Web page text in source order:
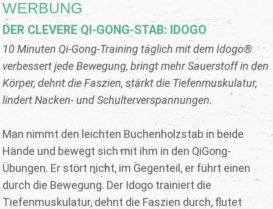
WERBUNG
DER CLEVERE QI-GONG-STAB: IDOGO
10 Minuten Qi-Gong-Training täglich mit dem Idogo®
verbessert jede Bewegung, bringt mehr Sauerstoff in den
Körper, dehnt die Faszien, stärkt die Tiefenmuskulatur,
lindert Nacken- und Schulterverspannungen.
Man nimmt den leichten Buchenholzstab in beide
Hände und bewegt sich mit ihm in den QiGong-
Übungen. Er stört nicht, im Gegenteil, er führt einen
durch die Bewegung. Der Idogo trainiert die
Tiefenmuskulatur, dehnt die Faszien durch, flutet